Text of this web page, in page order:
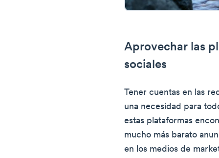
Aprovechar las
sociales
Tener cuentas en las
una necesidad para
estas plataformas
mucho más barato
en los medios de